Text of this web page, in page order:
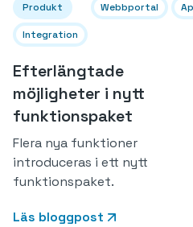
Produkt Webbportal
Integration
Efterlängtade
möjligheter i nytt
funktionspaket
Flera nya funktioner
introduceras i ett nytt
funktionspaket.
Läs bloggpost